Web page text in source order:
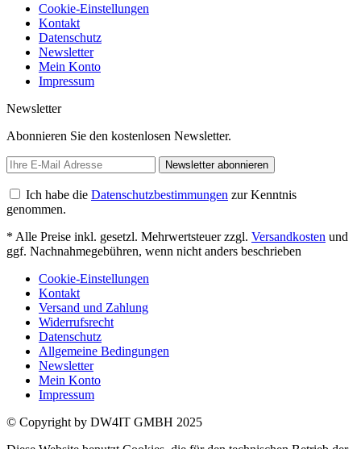
Cookie-Einstellungen
Kontakt
Datenschutz
Newsletter
Mein Konto
Impressum
Newsletter
Abonnieren Sie den kostenlosen Newsletter.
Newsletter abonnieren
Ich habe die Datenschutzbestimmungen zur Kenntnis
genommen.
* Alle Preise inkl. gesetzl. Mehrwertsteuer zzgl. Versandkosten und
ggf. Nachnahmegebühren, wenn nicht anders beschrieben
Cookie-Einstellungen
Kontakt
Versand und Zahlung
Widerrufsrecht
Datenschutz
Allgemeine Bedingungen
Newsletter
Mein Konto
Impressum
© Copyright by DW4IT GMBH 2025